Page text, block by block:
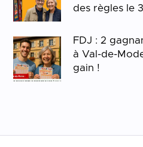
des règles le
FDJ : 2
à Val-de-
gain !